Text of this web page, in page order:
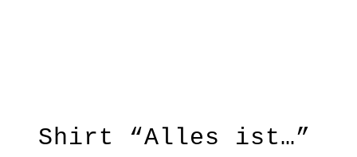
Shirt “Alles ist…”